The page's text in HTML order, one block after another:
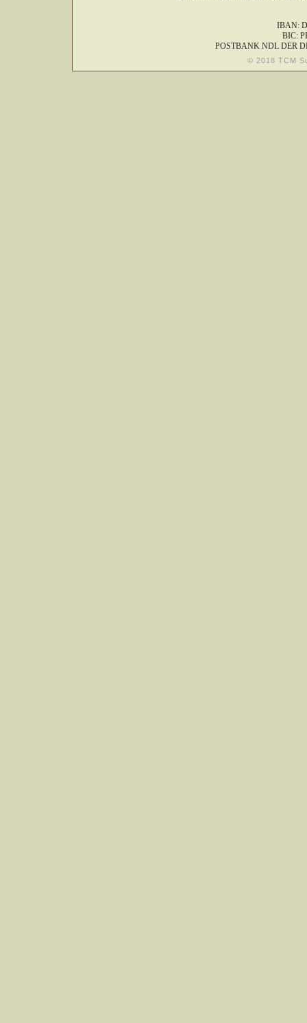
IBAN:
BIC:
POSTBANK NDL DER
© 2018 TCM